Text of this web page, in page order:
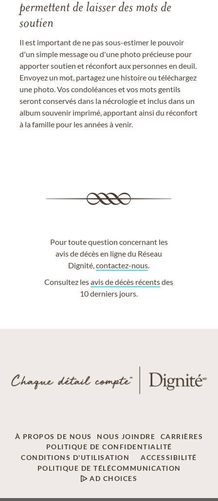
permettent de laisser des mots de
soutien
Il est important de ne pas sous-estimer le pouvoir
d'un simple message ou d'une photo précieuse pour
apporter soutien et réconfort aux personnes en deuil.
Envoyez un mot, partagez une histoire ou téléchargez
une photo. Vos condoléances et vos mots gentils
seront conservés dans la nécrologie et inclus dans un
album souvenir imprimé, apportant ainsi du réconfort
à la famille pour les années à venir.
Pour toute question concernant les
avis de décès en ligne du Réseau
Dignité,contactez-nous
Consultez lesavis de décès récentsdes
10 derniers jours.
À PROPOS DE NOUS NOUS JOINDRE
CARRIÈRES
POLITIQUE DE CONFIDENTIALITÉ
CONDITIONS D'UTILISATION
ACCESSIBILITÉ
POLITIQUE DE TÉLÉCOMMUNICATION
AD CHOICES